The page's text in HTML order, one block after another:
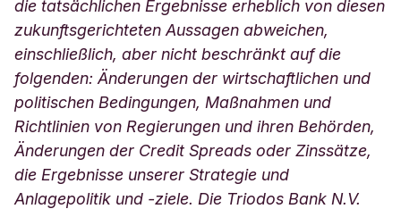
die tatsächlichen Ergebnisse erheblich von diesen
zukunftsgerichteten Aussagen abweichen,
einschließlich, aber nicht beschränkt auf die
folgenden: Änderungen der wirtschaftlichen und
politischen Bedingungen, Maßnahmen und
Richtlinien von Regierungen und ihren Behörden,
Änderungen der Credit Spreads oder Zinssätze,
die Ergebnisse unserer Strategie und
Anlagepolitik und -ziele. Die Triodos Bank N.V.